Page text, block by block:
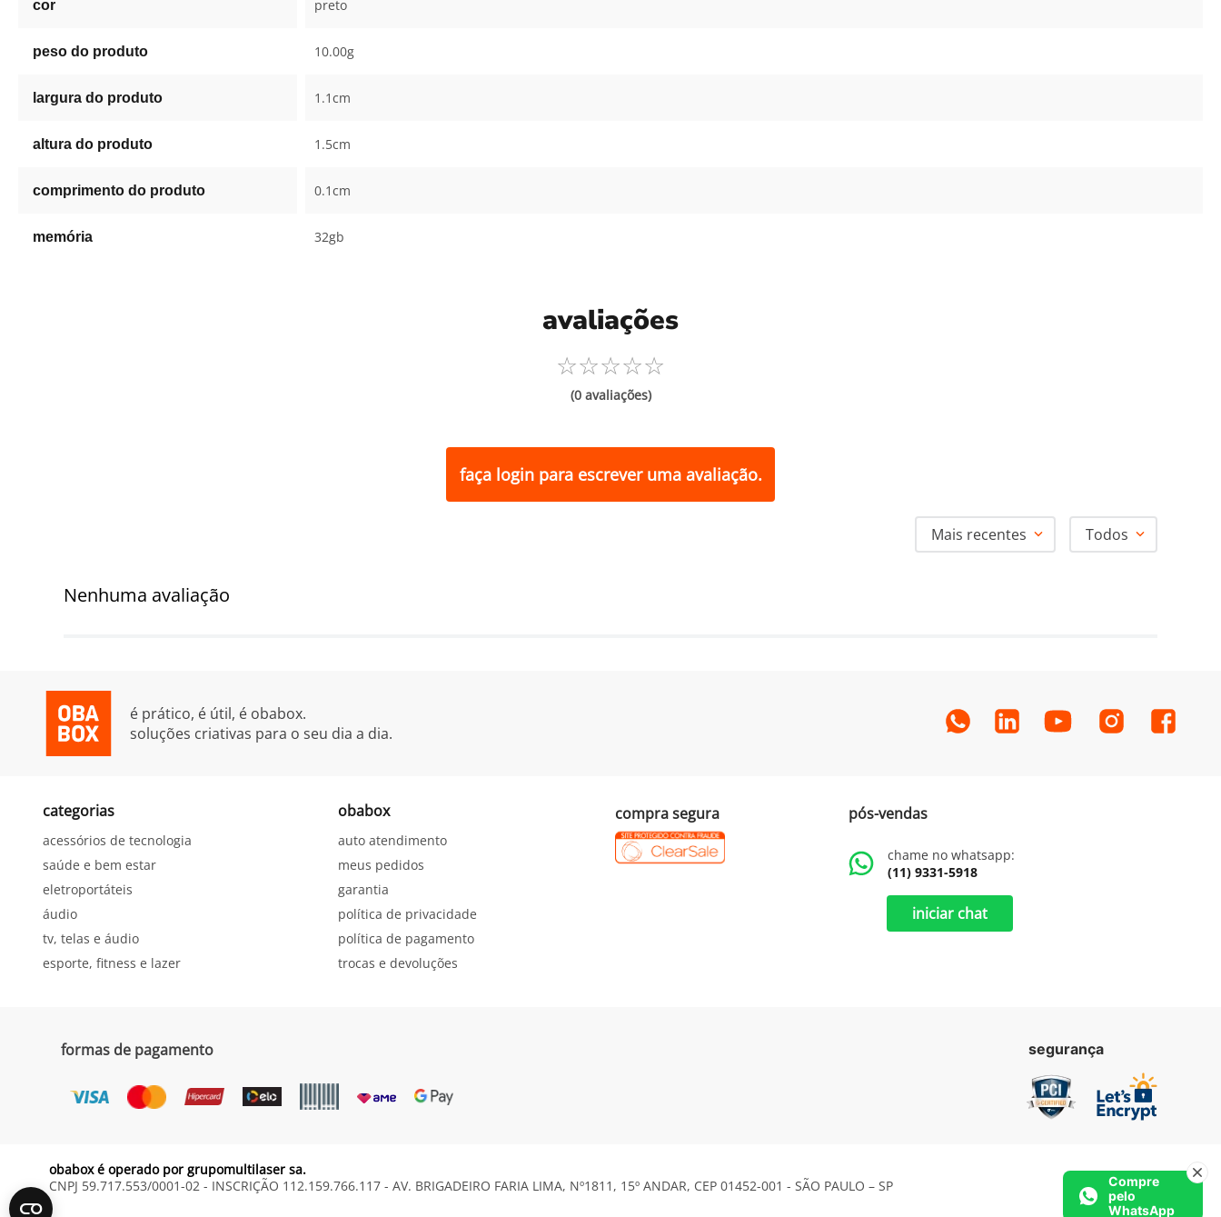
Compre
pelo
WhatsApp
cor preto
peso do produto 10.00g
largura do produto 1.1cm
altura do produto 1.5cm
comprimento do produto 0.1cm
memória 32gb
avaliações
☆☆☆☆☆
(0 avaliações)
faça login para escrever uma avaliação.
Mais recentes Todos
Nenhuma avaliação
é prático, é útil, é obabox.
soluções criativas para o seu dia a dia.
categorias
acessórios de tecnologia
saúde e bem estar
eletroportáteis
áudio
tv, telas e áudio
esporte, fitness e lazer
obabox
auto atendimento
meus pedidos
garantia
política de privacidade
política de pagamento
trocas e devoluções
compra segura pós-vendas
chame no whatsapp:
(11) 9331-5918
iniciar chat
formas de pagamento segurança
obabox é operado por grupomultilaser sa.
CNPJ 59.717.553/0001-02 - INSCRIÇÃO 112.159.766.117 - AV. BRIGADEIRO FARIA LIMA, Nº1811, 15º ANDAR, CEP 01452-001 - SÃO PAULO – SP